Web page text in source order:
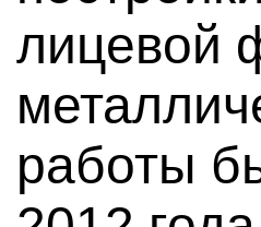
лицевой
работы